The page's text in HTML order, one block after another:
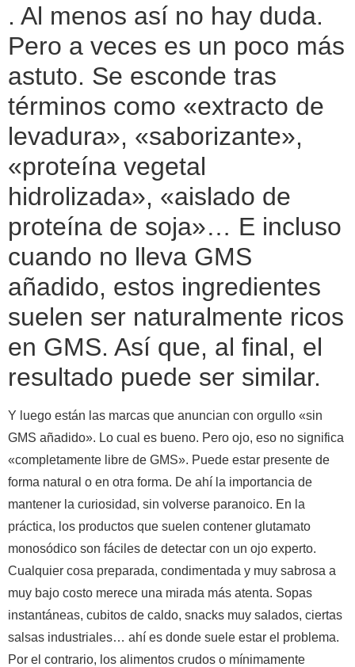
. Al menos así no hay duda.
Pero a veces es un poco más
astuto. Se esconde tras
términos como «extracto de
levadura», «saborizante»,
«proteína vegetal
hidrolizada», «aislado de
proteína de soja»… E incluso
cuando no lleva GMS
añadido, estos ingredientes
suelen ser naturalmente ricos
en GMS. Así que, al final, el
resultado puede ser similar.
Y luego están las marcas que anuncian con orgullo «sin
GMS añadido». Lo cual es bueno. Pero ojo, eso no significa
«completamente libre de GMS». Puede estar presente de
forma natural o en otra forma. De ahí la importancia de
mantener la curiosidad, sin volverse paranoico. En la
práctica, los productos que suelen contener glutamato
monosódico son fáciles de detectar con un ojo experto.
Cualquier cosa preparada, condimentada y muy sabrosa a
muy bajo costo merece una mirada más atenta. Sopas
instantáneas, cubitos de caldo, snacks muy salados, ciertas
salsas industriales… ahí es donde suele estar el problema.
Por el contrario, los alimentos crudos o mínimamente